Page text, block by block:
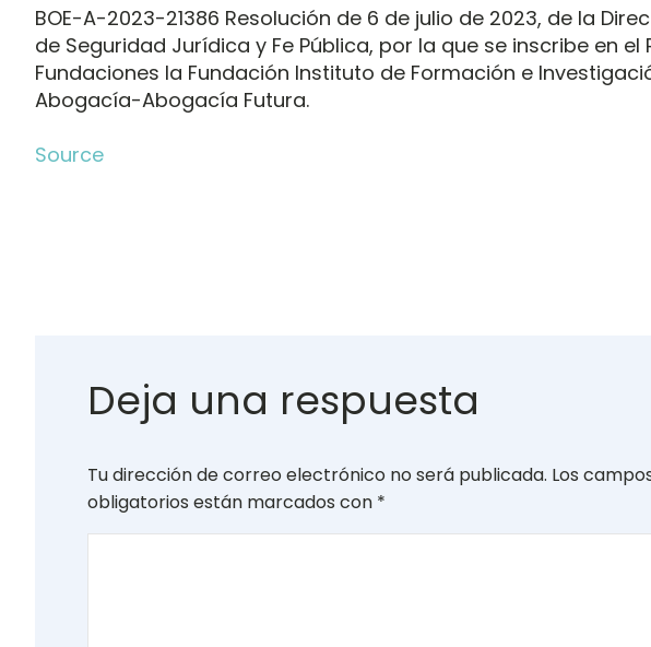
BOE-A-2023-21386 Resolución de 6 de julio de 2023, de la
de Seguridad Jurídica y Fe Pública, por la que se inscribe en el
Fundaciones la Fundación Instituto de Formación e
Abogacía-Abogacía Futura.
Source
Deja una respuesta
Tu dirección de correo electrónico no será publicada. Los
obligatorios están marcados con *